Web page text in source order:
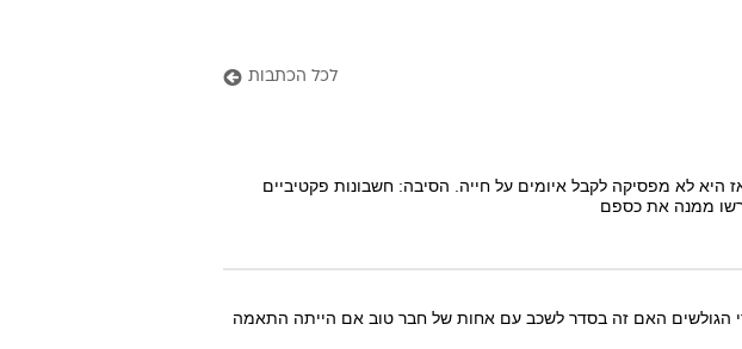
לכל הכתבות
היא לא מפסיקה לקבל איומים על חייה. הסיבה: חשבונות פקטיביים
ממנה את כספם
הגולשים האם זה בסדר לשכב עם אחות של חבר טוב אם הייתה התאמה